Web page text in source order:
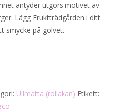
antyder utgörs motivet av
Lägg Fruktträdgården i ditt
smycke på golvet.
Ullmatta (röllakan) Etikett: